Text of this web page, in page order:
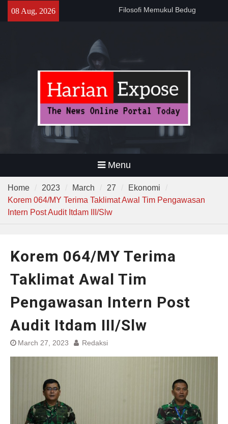
08 Aug, 2026
141 Tahun Stasiun Slawi : “Dari
Tuntas
Menu
Home 2023 March 27
Ekonomi
Korem 064/MY Terima Taklimat Awal Tim Pengawasan
Intern Post Audit Itdam III/Slw
Korem 064/MY Terima
Taklimat Awal Tim
Pengawasan Intern Post
Audit Itdam III/Slw
March 27, 2023 Redaksi